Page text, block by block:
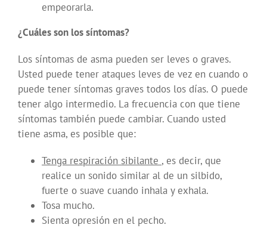
empeorarla.
¿Cuáles son los síntomas?
Los síntomas de asma pueden ser leves o graves.
Usted puede tener ataques leves de vez en cuando o
puede tener síntomas graves todos los días. O puede
tener algo intermedio. La frecuencia con que tiene
síntomas también puede cambiar. Cuando usted
tiene asma, es posible que:
Tenga respiración sibilante , es decir, que
realice un sonido similar al de un silbido,
fuerte o suave cuando inhala y exhala.
Tosa mucho.
Sienta opresión en el pecho.